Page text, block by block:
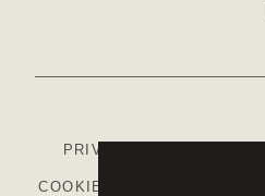
PRIVACY
COOKIE